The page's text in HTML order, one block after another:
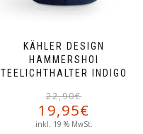
KÄHLER DESIGN
HAMMERSHOI
TEELICHTHALTER INDIGO
22,90€
19,95€
inkl. 19 % MwSt.